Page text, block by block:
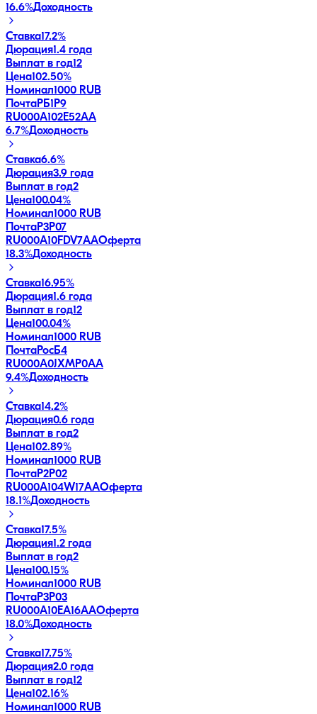
16.6%Доходность
Ставка17.2%
Дюрация1.4 года
Выплат в год12
Цена102.50%
Номинал1000 RUB
ПочтаРБ1P9
RU000A102E52AA
6.7%Доходность
Ставка6.6%
Дюрация3.9 года
Выплат в год2
Цена100.04%
Номинал1000 RUB
ПочтаР3P07
RU000A10FDV7AAОферта
18.3%Доходность
Ставка16.95%
Дюрация1.6 года
Выплат в год12
Цена100.04%
Номинал1000 RUB
ПочтаРосБ4
RU000A0JXMP0AA
9.4%Доходность
Ставка14.2%
Дюрация0.6 года
Выплат в год2
Цена102.89%
Номинал1000 RUB
ПочтаР2P02
RU000A104W17AAОферта
18.1%Доходность
Ставка17.5%
Дюрация1.2 года
Выплат в год2
Цена100.15%
Номинал1000 RUB
ПочтаР3P03
RU000A10EA16AAОферта
18.0%Доходность
Ставка17.75%
Дюрация2.0 года
Выплат в год12
Цена102.16%
Номинал1000 RUB